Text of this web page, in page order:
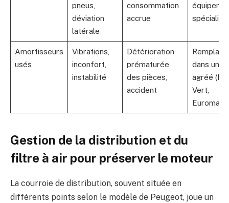
pneus,
déviation
latérale
consommation
accrue
spécialisé
Amortisseurs
usés
Vibrations,
inconfort,
instabilité
Détérioration
prématurée
des pièces,
accident
dans un
agréé
Vert,
Gestion de la distribution et du
filtre à air pour préserver le moteur
La courroie de distribution, souvent située en
différents points selon le modèle de Peugeot, joue un